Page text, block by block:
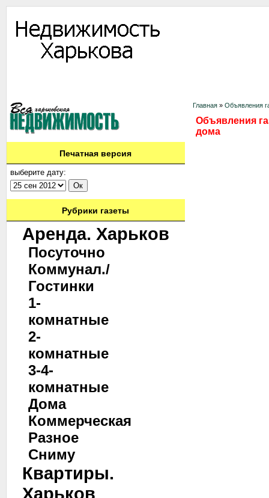
Печатная версия
выберите дату:
Рубрики газеты
Аренда. Харьков
Посуточно
Коммунал./
Гостинки
1-
комнатные
2-
комнатные
3-4-
комнатные
Дома
Коммерческая
Разное
Сниму
Квартиры.
Харьков
Главная » Объявления
Объявления
дома